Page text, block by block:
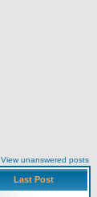
View unanswered posts
Last Post